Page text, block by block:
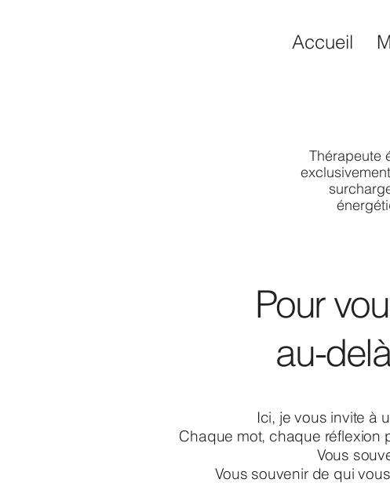
Accueil
Thérapeute
Pour
au-
Ici, je vous invite à
Chaque mot, chaque réflexion
Vous
Vous souvenir de qui